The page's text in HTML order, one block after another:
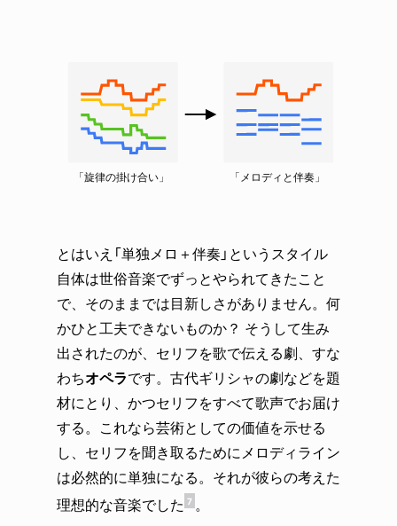
とはいえ「単独メロ＋伴奏」というスタイル
自体は世俗音楽でずっとやられてきたこと
で、そのままでは目新しさがありません。何
かひと工夫できないものか？ そうして生み
出されたのが、セリフを歌で伝える劇、すな
わちオペラです。古代ギリシャの劇などを題
材にとり、かつセリフをすべて歌声でお届け
する。これなら芸術としての価値を示せる
し、セリフを聞き取るためにメロディライン
は必然的に単独になる。それが彼らの考えた
理想的な音楽でした 7 。